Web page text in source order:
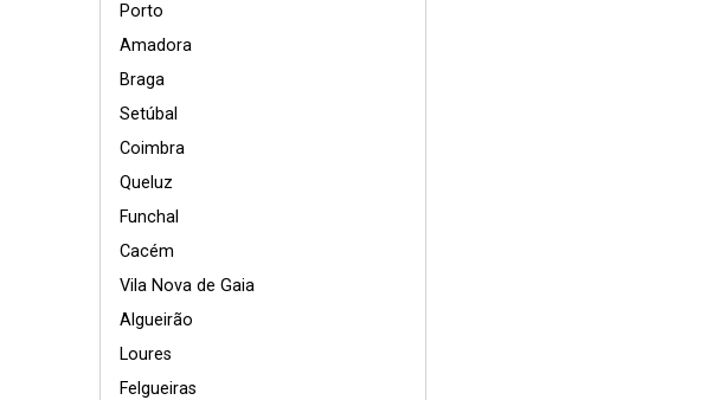
Porto
Amadora
Braga
Setúbal
Coimbra
Queluz
Funchal
Cacém
Vila Nova de Gaia
Algueirão
Loures
Felgueiras